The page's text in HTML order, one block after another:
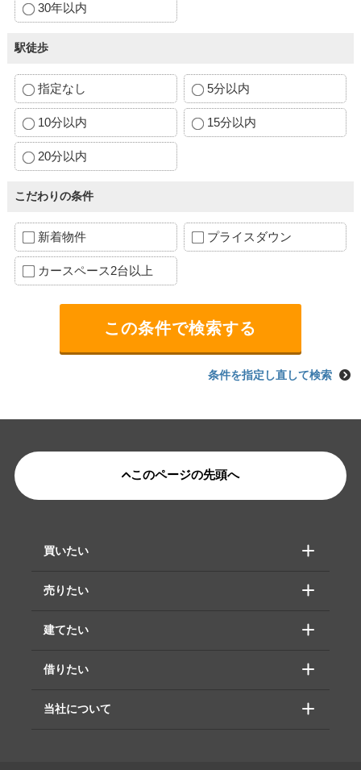
30年以内
駅徒歩
指定なし 5分以内
10分以内 15分以内
20分以内
こだわりの条件
新着物件 プライスダウン
カースペース2台以上
条件を指定し直して検索
このページの先頭へ
買いたい
売りたい
建てたい
借りたい
当社について